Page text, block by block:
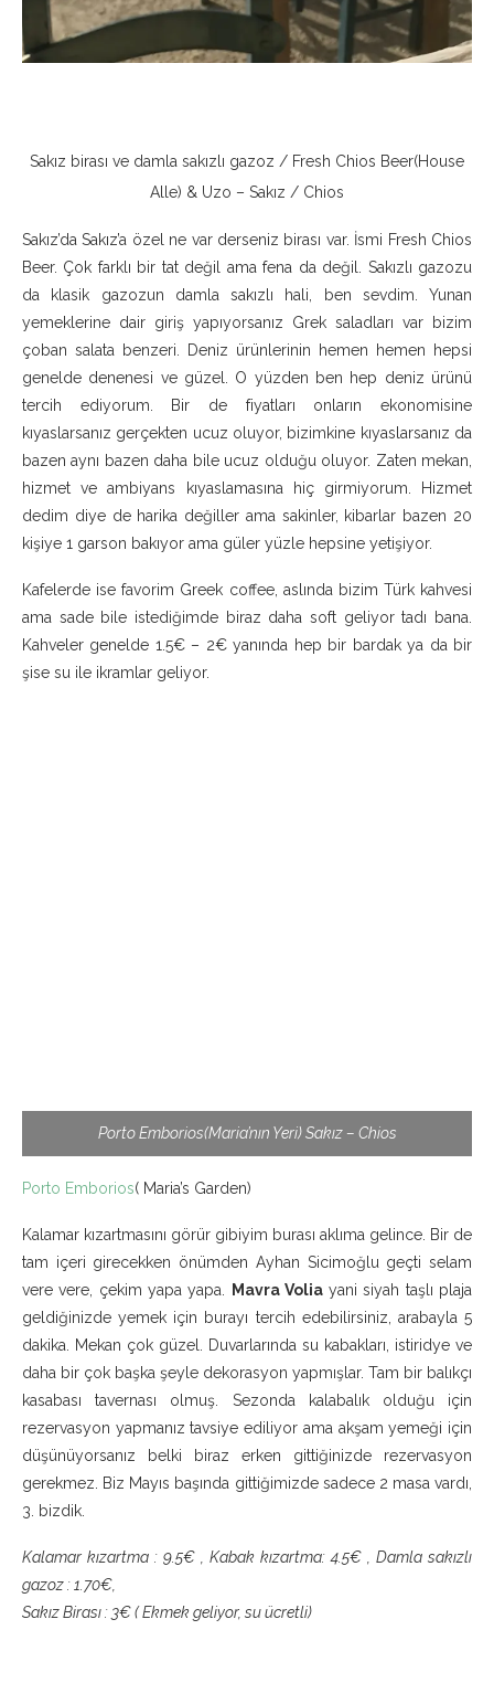
Sakız birası ve damla sakızlı gazoz / Fresh Chios Beer(House
Alle) & Uzo – Sakız / Chios
Sakız’da Sakız’a özel ne var derseniz birası var. İsmi Fresh Chios
Beer. Çok farklı bir tat değil ama fena da değil. Sakızlı gazozu
da klasik gazozun damla sakızlı hali, ben sevdim. Yunan
yemeklerine dair giriş yapıyorsanız Grek saladları var bizim
çoban salata benzeri. Deniz ürünlerinin hemen hemen hepsi
genelde denenesi ve güzel. O yüzden ben hep deniz ürünü
tercih ediyorum. Bir de fiyatları onların ekonomisine
kıyaslarsanız gerçekten ucuz oluyor, bizimkine kıyaslarsanız da
bazen aynı bazen daha bile ucuz olduğu oluyor. Zaten mekan,
hizmet ve ambiyans kıyaslamasına hiç girmiyorum. Hizmet
dedim diye de harika değiller ama sakinler, kibarlar bazen 20
kişiye 1 garson bakıyor ama güler yüzle hepsine yetişiyor.
Kafelerde ise favorim Greek coffee, aslında bizim Türk kahvesi
ama sade bile istediğimde biraz daha soft geliyor tadı bana.
Kahveler genelde 1.5€ – 2€ yanında hep bir bardak ya da bir
şise su ile ikramlar geliyor.
Porto Emborios(Maria’nın Yeri) Sakız – Chios
Porto Emborios( Maria’s Garden)
Kalamar kızartmasını görür gibiyim burası aklıma gelince. Bir de
tam içeri girecekken önümden Ayhan Sicimoğlu geçti selam
vere vere, çekim yapa yapa.
Mavra Voliayani siyah taşlı plaja
geldiğinizde yemek için burayı tercih edebilirsiniz, arabayla 5
dakika. Mekan çok güzel. Duvarlarında su kabakları, istiridye ve
daha bir çok başka şeyle dekorasyon yapmışlar. Tam bir balıkçı
kasabası tavernası olmuş. Sezonda kalabalık olduğu için
rezervasyon yapmanız tavsiye ediliyor ama akşam yemeği için
düşünüyorsanız belki biraz erken gittiğinizde rezervasyon
gerekmez. Biz Mayıs başında gittiğimizde sadece 2 masa vardı,
3. bizdik.
Kalamar kızartma : 9.5€ , Kabak kızartma: 4.5€ , Damla sakızlı
gazoz : 1.70€,
Sakız Birası : 3€ ( Ekmek geliyor, su ücretli)